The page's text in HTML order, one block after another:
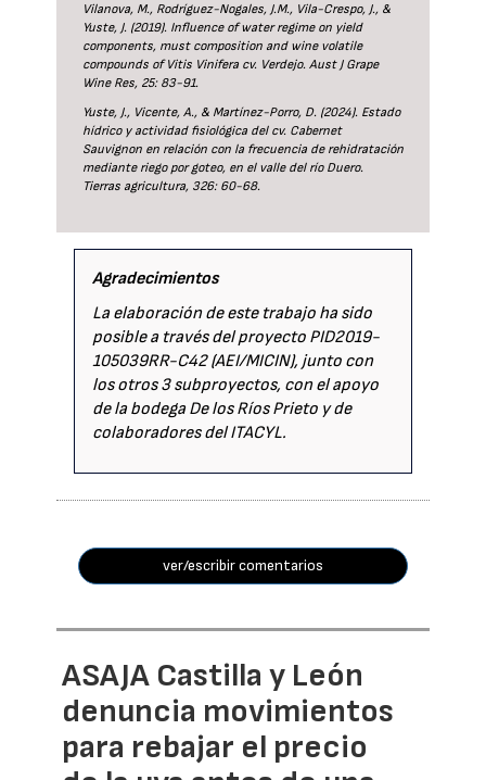
Vilanova, M., Rodríguez-Nogales, J.M., Vila-Crespo, J., &
Yuste, J. (2019). Influence of water regime on yield
components, must composition and wine volatile
compounds of Vitis Vinifera cv. Verdejo. Aust J Grape
Wine Res, 25: 83-91.
Yuste, J., Vicente, A., & Martínez-Porro, D. (2024). Estado
hídrico y actividad fisiológica del cv. Cabernet
Sauvignon en relación con la frecuencia de rehidratación
mediante riego por goteo, en el valle del río Duero.
Tierras agricultura, 326: 60-68.
Agradecimientos
La elaboración de este trabajo ha sido
posible a través del proyecto PID2019-
105039RR-C42 (AEI/MICIN), junto con
los otros 3 subproyectos, con el apoyo
de la bodega De los Ríos Prieto y de
colaboradores del ITACYL.
ver/escribir comentarios
ASAJA Castilla y León
denuncia movimientos
para rebajar el precio